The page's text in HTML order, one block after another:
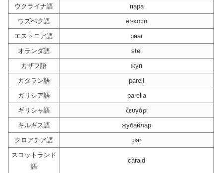
ウクライナ語
пара
ウズベク語
er-xotin
エストニア語
paar
オランダ語
stel
カザフ語
жұп
カタラン語
parell
ガリシア語
parella
ギリシャ語
ζευγάρι
キルギス語
жубайлар
クロアチア語
par
スコットランド
語
càraid